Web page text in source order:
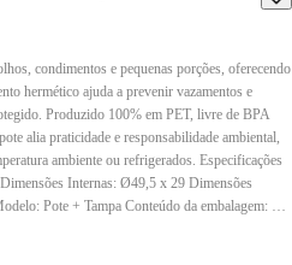
condimentos e pequenas porções, oferecendo
hermético ajuda a prevenir vazamentos e
Produzido 100% em PET, livre de BPA
alia praticidade e responsabilidade ambiental,
ambiente ou refrigerados. Especificações
Internas: Ø49,5 x 29 Dimensões
Pote + Tampa Conteúdo da embalagem: 01